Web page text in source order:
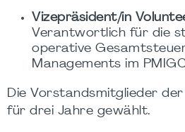
Vizepräsident/in
Verantwortlich für die
operative
Managements im
Die Vorstandsmitglieder
für drei Jahre gewählt.